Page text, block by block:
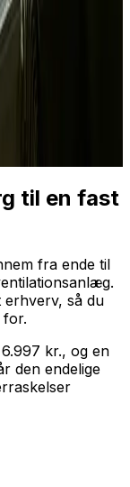
til en fast
fra ende til
erhverv, så du
kr., og en
den endelige